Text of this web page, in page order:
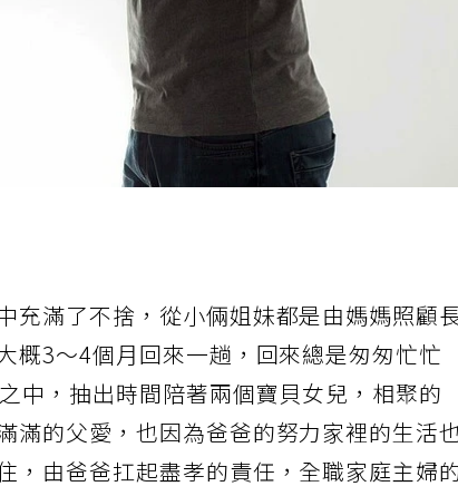
充滿了不捨，從小倆姐妹都是由媽媽照顧
概3～4個月回來一趟，回來總是匆匆忙忙
中，抽出時間陪著兩個寶貝女兒，相聚的
滿的父愛，也因為爸爸的努力家裡的生活
，由爸爸扛起盡孝的責任，全職家庭主婦